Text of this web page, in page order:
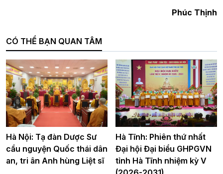
Phúc Thịnh
CÓ THỂ BẠN QUAN TÂM
Hà Nội: Tạ đàn Dược Sư
cầu nguyện Quốc thái dân
an, tri ân Anh hùng Liệt sĩ
Hà Tĩnh: Phiên thứ nhất
Đại hội Đại biểu GHPGVN
tỉnh Hà Tĩnh nhiệm kỳ V